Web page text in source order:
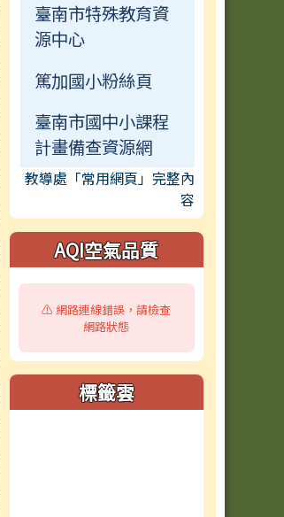
臺南市特殊教育資
源中心
篤加國小粉絲頁
臺南市國中小課程
計畫備查資源網
教導處「常用網頁」完整內
容
AQI空氣品質
⚠️ 網路連線錯誤，請檢查
網路狀態
標籤雲